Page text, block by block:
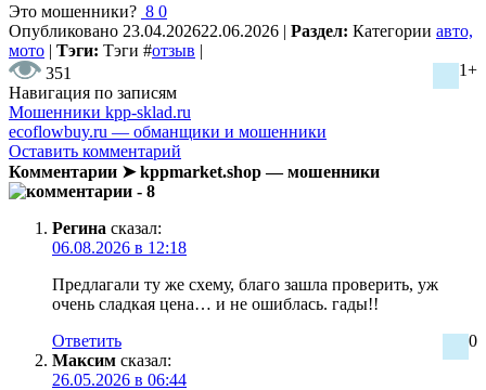
Это мошенники? 8 0
Опубликовано 23.04.202622.06.2026 | Раздел: Категории авто,
мото | Тэги: Тэги #отзыв |
351
1+
Навигация по записям
Мошенники kpp-sklad.ru
ecoflowbuy.ru — обманщики и мошенники
Оставить комментарий
Комментарии ➤ kppmarket.shop — мошенники
- 8
Регина сказал:
06.08.2026 в 12:18
Предлагали ту же схему, благо зашла проверить, уж
очень сладкая цена… и не ошиблась. гады!!
0
Ответить
Максим сказал:
26.05.2026 в 06:44